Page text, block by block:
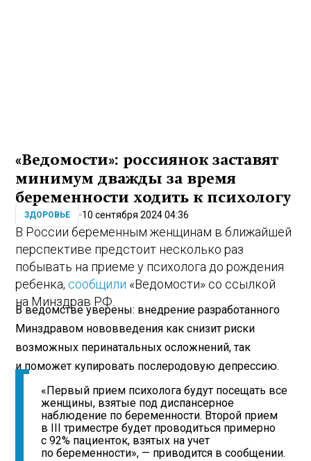
«Ведомости»: россиянок заставят
минимум дважды за время
беременности ходить к психологу
ЗДОРОВЬЕ 10 сентября 2024 04:36
В России беременным женщинам в ближайшей
перспективе предстоит несколько раз
побывать на приеме у психолога до рождения
ребенка, сообщили «Ведомости» со ссылкой
на Минздрав РФ.
В ведомстве уверены: внедрение разработанного
Минздравом нововведения как снизит риски
возможных перинатальных осложнений, так
и поможет купировать послеродовую депрессию.
«Первый прием психолога будут посещать все
женщины, взятые под диспансерное
наблюдение по беременности. Второй прием
в III триместре будет проводиться примерно
с 92% пациенток, взятых на учет
по беременности», — приводится в сообщении.